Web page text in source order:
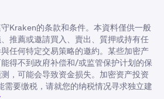
Kraken的条款和条件。本資料僅供一般
推薦或邀請買入、賣出、質押或持有任
任何特定交易策略的邀約。某些加密产
得不到政府补偿和/或监管保护计划的保
，可能会导致资金损失。加密资产投资
需要缴税，请就您的纳税情况寻求独立建